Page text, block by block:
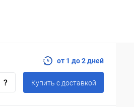
от 1 до 2 дней
Купить c доставкой